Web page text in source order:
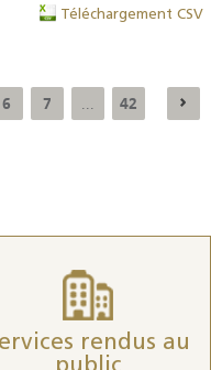
Téléchargement CSV
6 7 42
rendus au